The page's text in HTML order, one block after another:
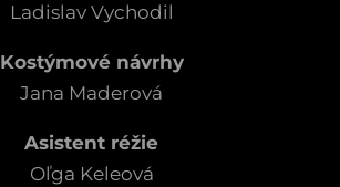
Ladislav Vychodil
Kostýmové návrhy
Jana Maderová
Asistent réžie
Oľga Keleová